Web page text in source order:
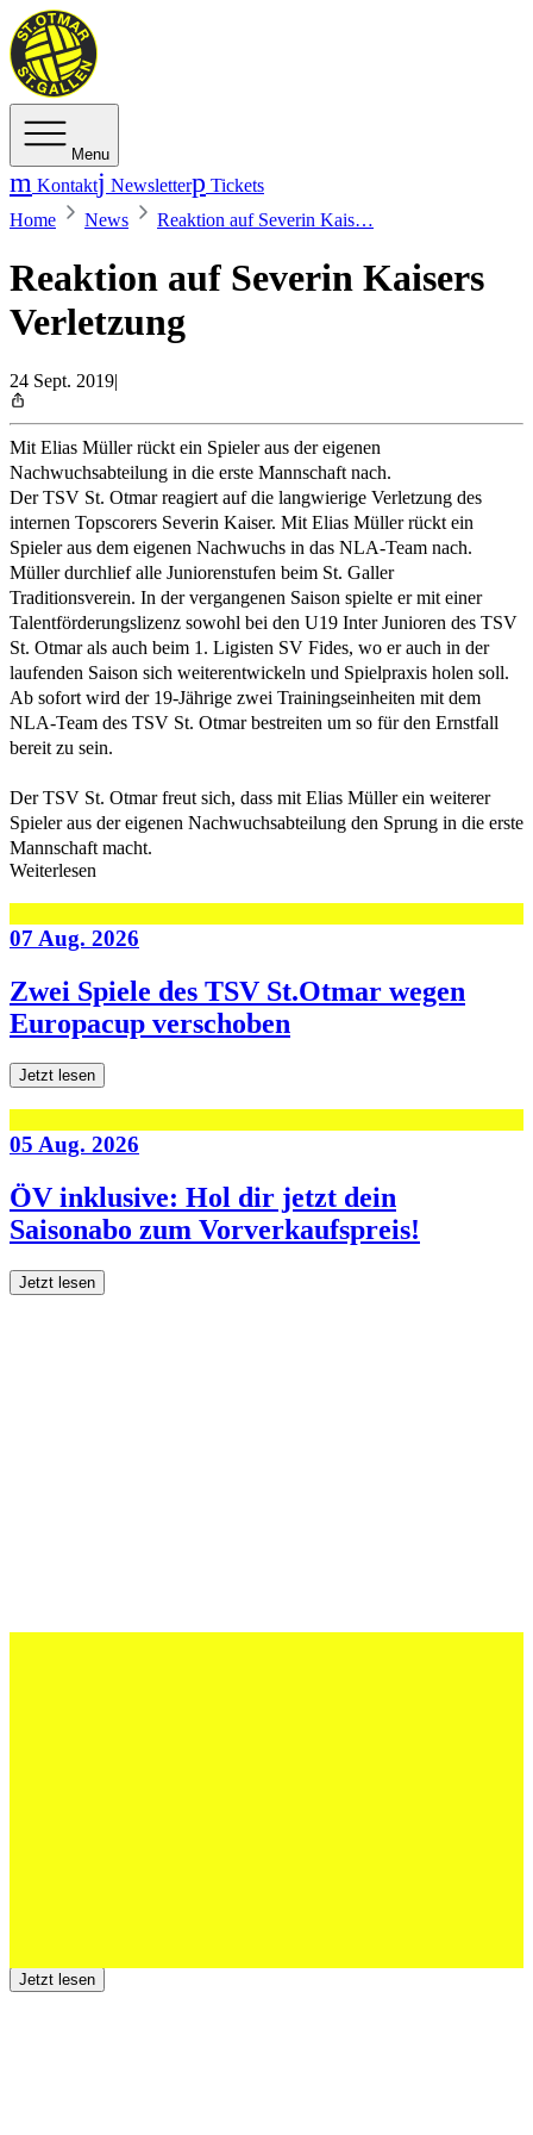
Menu
Kontakt Newsletter
Tickets
Home
News Reaktion auf Severin Kais…
Reaktion auf Severin Kaisers
Verletzung
24 Sept. 2019|
Mit Elias Müller rückt ein Spieler aus der eigenen
Nachwuchsabteilung in die erste Mannschaft nach.
Der TSV St. Otmar reagiert auf die langwierige Verletzung des
internen Topscorers Severin Kaiser. Mit Elias Müller rückt ein
Spieler aus dem eigenen Nachwuchs in das NLA-Team nach.
Müller durchlief alle Juniorenstufen beim St. Galler
Traditionsverein. In der vergangenen Saison spielte er mit einer
Talentförderungslizenz sowohl bei den U19 Inter Junioren des TSV
St. Otmar als auch beim 1. Ligisten SV Fides, wo er auch in der
laufenden Saison sich weiterentwickeln und Spielpraxis holen soll.
Ab sofort wird der 19-Jährige zwei Trainingseinheiten mit dem
NLA-Team des TSV St. Otmar bestreiten um so für den Ernstfall
bereit zu sein.
Der TSV St. Otmar freut sich, dass mit Elias Müller ein weiterer
Spieler aus der eigenen Nachwuchsabteilung den Sprung in die erste
Mannschaft macht.
Weiterlesen
07 Aug. 2026
Zwei Spiele des TSV St.Otmar wegen
Europacup verschoben
Jetzt lesen
05 Aug. 2026
ÖV inklusive: Hol dir jetzt dein
Saisonabo zum Vorverkaufspreis!
Jetzt lesen
Jetzt lesen